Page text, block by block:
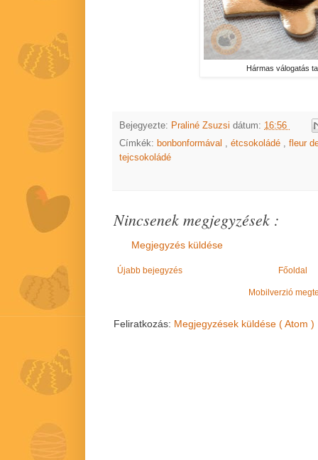
Hármas válogatás
Bejegyezte: Praliné Zsuzsi dátum: 16:56
Címkék: bonbonformával , étcsokoládé , fleur
tejcsokoládé
Nincsenek megjegyzések :
Megjegyzés küldése
Újabb bejegyzés Főoldal
Mobilverzió
Feliratkozás: Megjegyzések küldése ( Atom )